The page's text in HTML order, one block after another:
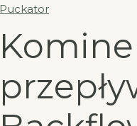
Puckator